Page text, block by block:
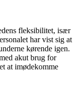
fleksibilitet, især
har vist sig at
kørende igen.
akut brug for
at imødekomme